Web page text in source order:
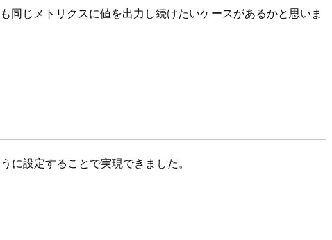
じメトリクスに値を出力し続けたいケースがあるかと思いま
設定することで実現できました。